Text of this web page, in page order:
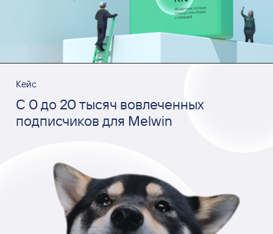
Кейс
С 0 до 20 тысяч вовлеченных
подписчиков для Melwin